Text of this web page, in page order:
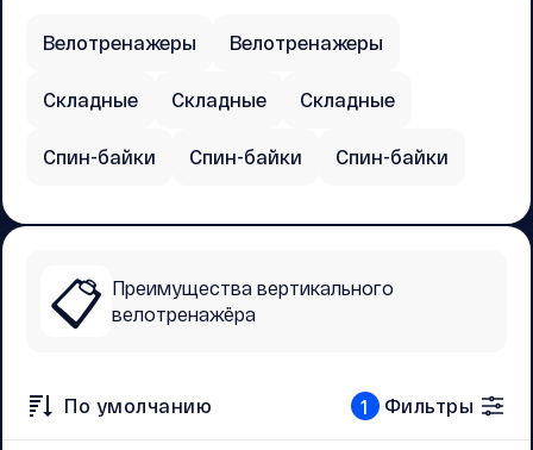
Велотренажеры Велотренажеры
Складные Складные Складные
Спин-байки Спин-байки Спин-байки
📋 Преимущества вертикального
велотренажёра
По умолчанию 1 Фильтры